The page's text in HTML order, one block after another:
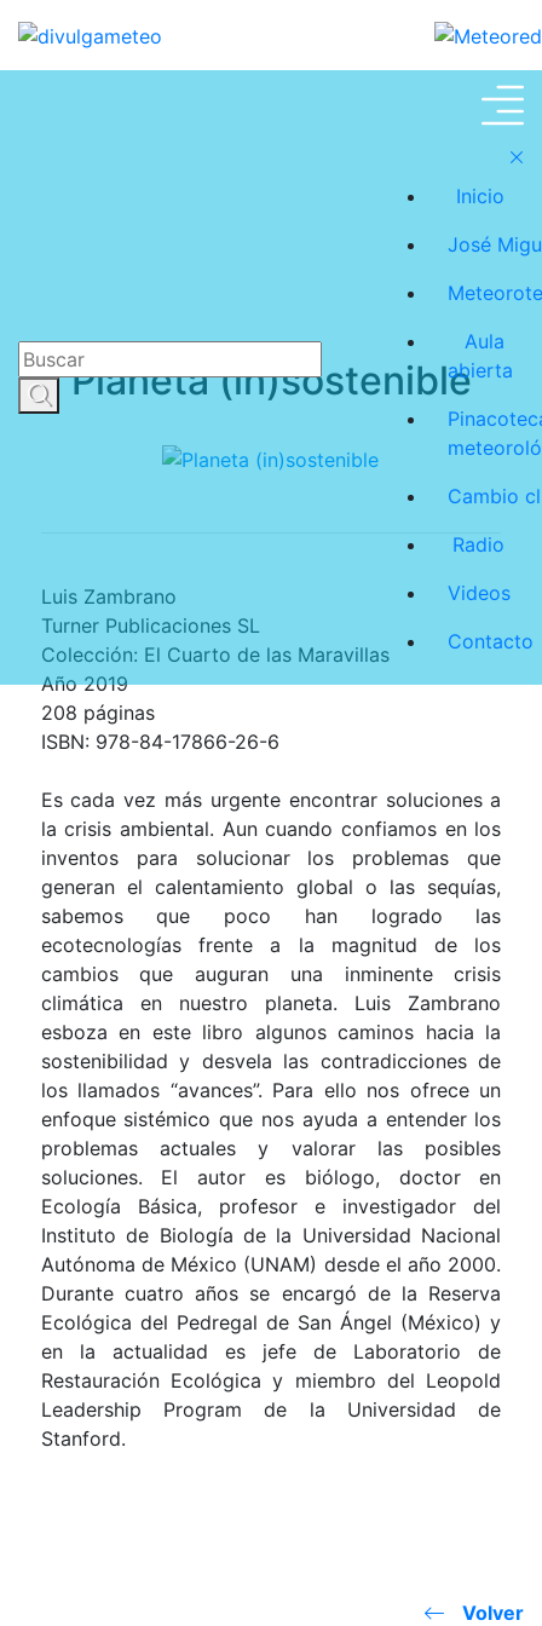
Inicio
José
Aula
abierta
Cambio
Radio
Videos
Contacto
Meteoroteca
Planeta (in)sostenible
Luis Zambrano
Turner Publicaciones SL
Colección: El Cuarto de las Maravillas
Año 2019
208 páginas
ISBN: 978-84-17866-26-6
Es cada vez más urgente encontrar soluciones a
la crisis ambiental. Aun cuando confiamos en los
inventos para solucionar los problemas que
generan el calentamiento global o las sequías,
sabemos que poco han logrado las
ecotecnologías frente a la magnitud de los
cambios que auguran una inminente crisis
climática en nuestro planeta. Luis Zambrano
esboza en este libro algunos caminos hacia la
sostenibilidad y desvela las contradicciones de
los llamados “avances”. Para ello nos ofrece un
enfoque sistémico que nos ayuda a entender los
problemas actuales y valorar las posibles
soluciones. El autor es biólogo, doctor en
Ecología Básica, profesor e investigador del
Instituto de Biología de la Universidad Nacional
Autónoma de México (UNAM) desde el año 2000.
Durante cuatro años se encargó de la Reserva
Ecológica del Pedregal de San Ángel (México) y
en la actualidad es jefe de Laboratorio de
Restauración Ecológica y miembro del Leopold
Leadership Program de la Universidad de
Stanford.
Volver